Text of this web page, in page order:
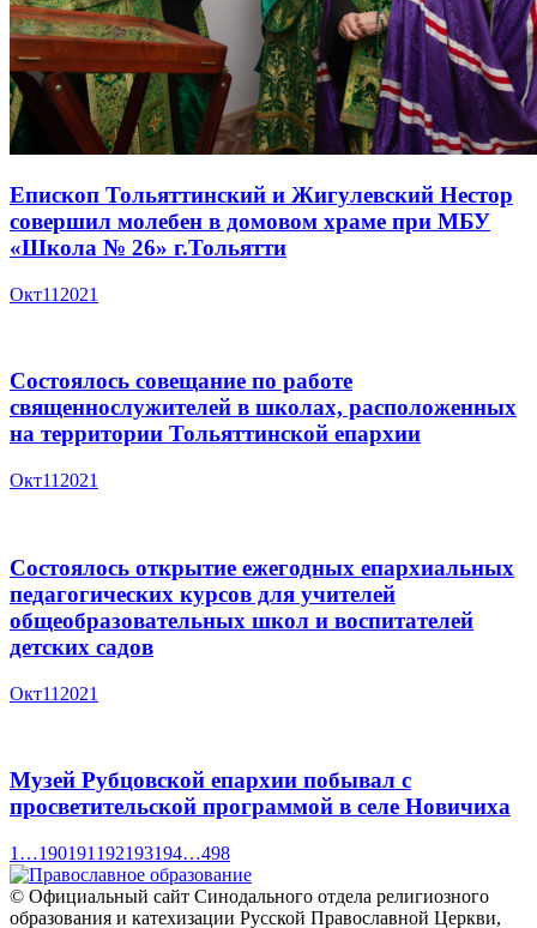
Епископ Тольяттинский и Жигулевский Нестор
совершил молебен в домовом храме при МБУ
«Школа № 26» г.Тольятти
Окт11 2021
Состоялось совещание по работе
священнослужителей в школах, расположенных
на территории Тольяттинской епархии
Окт11 2021
Состоялось открытие ежегодных епархиальных
педагогических курсов для учителей
общеобразовательных школ и воспитателей
детских садов
Окт11 2021
Музей Рубцовской епархии побывал с
просветительской программой в селе Новичиха
1 …190191 192193194…498
© Официальный сайт Синодального отдела религиозного
образования и катехизации Русской Православной Церкви,